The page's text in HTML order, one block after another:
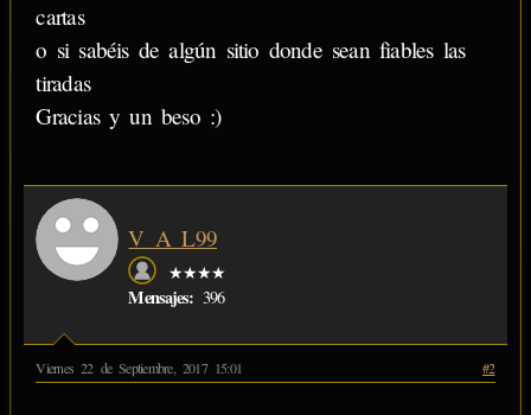
cartas
o si sabéis de algún sitio donde sean fiables las
tiradas
Gracias y un beso :)
V_A_L99
★★★★
Mensajes: 396
Viernes 22 de Septiembre, 2017 15:01 #2